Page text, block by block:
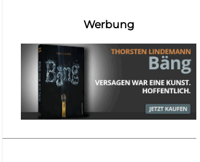
Werbung